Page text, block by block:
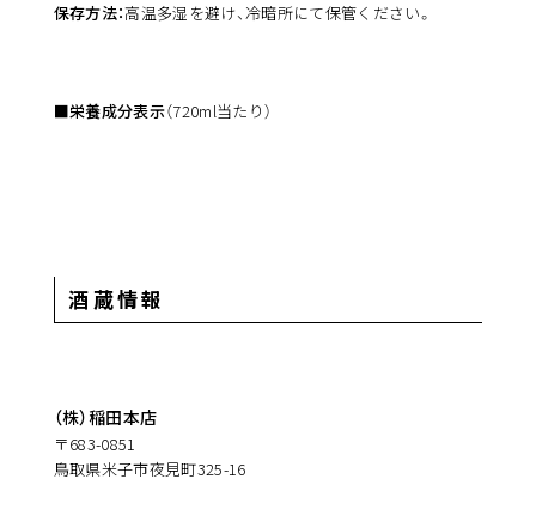
保存方法：高温多湿を避け、冷暗所にて保管ください。
■栄養成分表示（720ml当たり）
酒蔵情報
（株）稲田本店
〒683-0851
鳥取県米子市夜見町325-16